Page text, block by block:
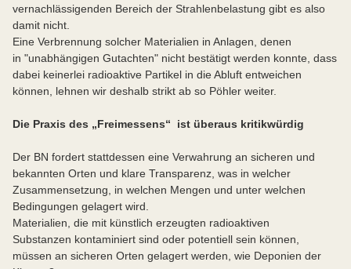
vernachlässigenden Bereich der Strahlenbelastung gibt es also
damit nicht.
Eine Verbrennung solcher Materialien in Anlagen, denen
in "unabhängigen Gutachten" nicht bestätigt werden konnte, dass
dabei keinerlei radioaktive Partikel in die Abluft entweichen
können, lehnen wir deshalb strikt ab so Pöhler weiter.
Die Praxis des „Freimessens“ ist überaus kritikwürdig
Der BN fordert stattdessen eine Verwahrung an sicheren und
bekannten Orten und klare Transparenz, was in welcher
Zusammensetzung, in welchen Mengen und unter welchen
Bedingungen gelagert wird.
Materialien, die mit künstlich erzeugten radioaktiven
Substanzen kontaminiert sind oder potentiell sein können,
müssen an sicheren Orten gelagert werden, wie Deponien der